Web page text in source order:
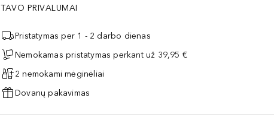
TAVO PRIVALUMAI
Pristatymas per 1 - 2 darbo dienas
Nemokamas pristatymas perkant už 39,95 €
2 nemokami mėginėliai
Dovanų pakavimas